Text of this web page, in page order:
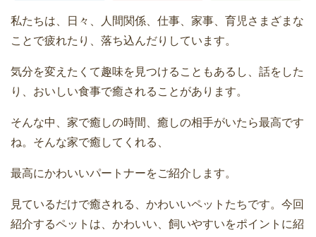
私たちは、日々、人間関係、仕事、家事、育児さまざまな
ことで疲れたり、落ち込んだりしています。
気分を変えたくて趣味を見つけることもあるし、話をした
り、おいしい食事で癒されることがあります。
そんな中、家で癒しの時間、癒しの相手がいたら最高です
ね。そんな家で癒してくれる、
最高にかわいいパートナーをご紹介します。
見ているだけで癒される、かわいいペットたちです。今回
紹介するペットは、かわいい、飼いやすいをポイントに紹